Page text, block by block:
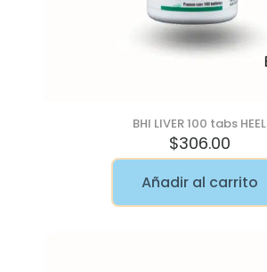
BHI LIVER 100 tabs HEEL
$306.00
Añadir al carrito